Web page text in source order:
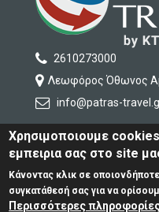
2610273000
Λεωφόρος Όθωνος
info@patras-travel
ΕΤΑΙΡΕΙΑ
ΤΑΞΙΔΙΑ ΕΛΛΑΔΑ
ΤΑΞΙΔΙΑ ΕΞΩΤΕΡΙΚΟΥ
ΥΠΗΡΕΣΙΕΣ
Χρησιμοποιουμε
εμπειρια σας στο site
Κάνοντας κλικ σε
συγκατάθεσή σας για να
Περισσότερες